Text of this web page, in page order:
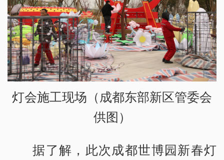
灯会施工现场（成都东部新区管委会
供图）
据了解，此次成都世博园新春灯